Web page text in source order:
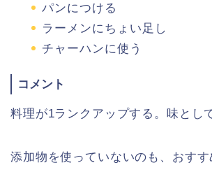
パンにつける
ラーメンにちょい足し
チャーハンに使う
コメント
料理が1ランクアップする。味とし
添加物を使っていないのも、おすす